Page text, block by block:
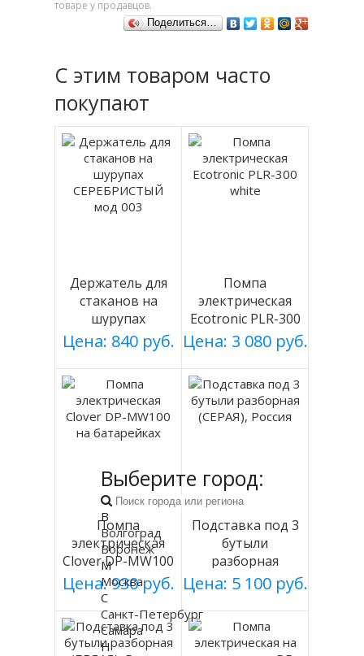
товаре у продавцов.
Поделиться…
С этим товаром часто
покупают
Держатель для
стаканов на
шурупах
СЕРЕБРИСТЫЙ
мод 003
Цена: 840 руб.
Помпа
электрическая
Ecotronic PLR-300
white
Цена: 3 080 руб.
Помпа
электрическая
Clover DP-MW100
на батарейках
Цена: 930 руб.
Подставка под 3
бутыли
разборная
(СЕРАЯ), Россия
Цена: 5 100 руб.
Выберите город:
В
Волгоград
Воронеж
М
Москва
С
Санкт-Петербург
Самара
Н